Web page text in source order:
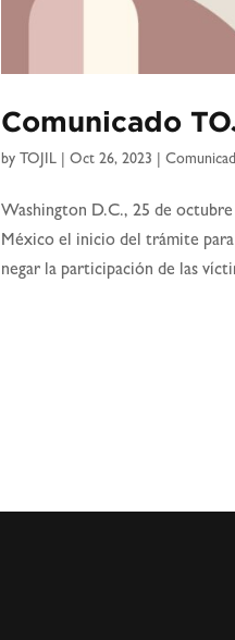
Comunicado
by TOJIL |Oct 26, 2023 |
Washington D.C., 25 de
México el inicio del trámite para
negar la participación de las